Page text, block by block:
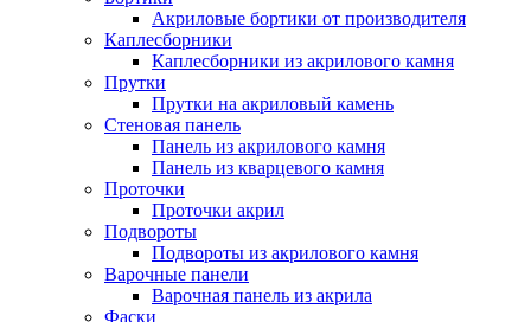
Акриловые бортики от производителя
Каплесборники
Каплесборники из акрилового камня
Прутки
Прутки на акриловый камень
Стеновая панель
Панель из акрилового камня
Панель из кварцевого камня
Проточки
Проточки акрил
Подвороты
Подвороты из акрилового камня
Варочные панели
Варочная панель из акрила
Фаски